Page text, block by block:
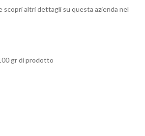
scopri altri dettagli su questa azienda nel
gr di prodotto